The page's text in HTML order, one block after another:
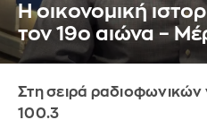
H οικονομική
τον 19ο αιώνα –
Στη σειρά ραδιοφωνικών
100.3